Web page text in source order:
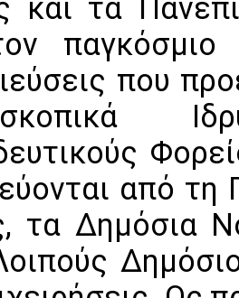
και τα
παγκόσμιο
που
από τη
τα Δημόσια